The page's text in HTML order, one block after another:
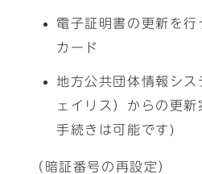
電子証明書の更新を
カード
地方公共団体情報シ
ェイリス）からの更
手続きは可能です)
（暗証番号の再設定）